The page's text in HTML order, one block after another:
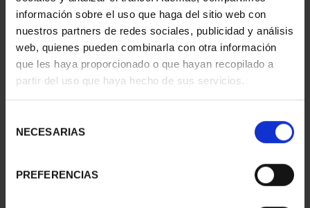
información sobre el uso que haga del sitio web con
nuestros partners de redes sociales, publicidad y análisis
web, quienes pueden combinarla con otra información
que les haya proporcionado o que hayan recopilado a
partir del uso que haya hecho de sus servicios.
NECESARIAS
PREFERENCIAS
SUSCRIPCIÓN
CAPITALES DE
949,00 €
registrados
SUSCRIPCIÓN
CAPITALES DE
949,00 €
registrados